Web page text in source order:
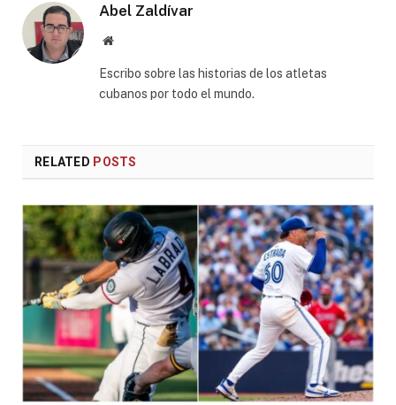
Abel Zaldívar
Website
Escribo sobre las historias de los atletas
cubanos por todo el mundo.
RELATED POSTS